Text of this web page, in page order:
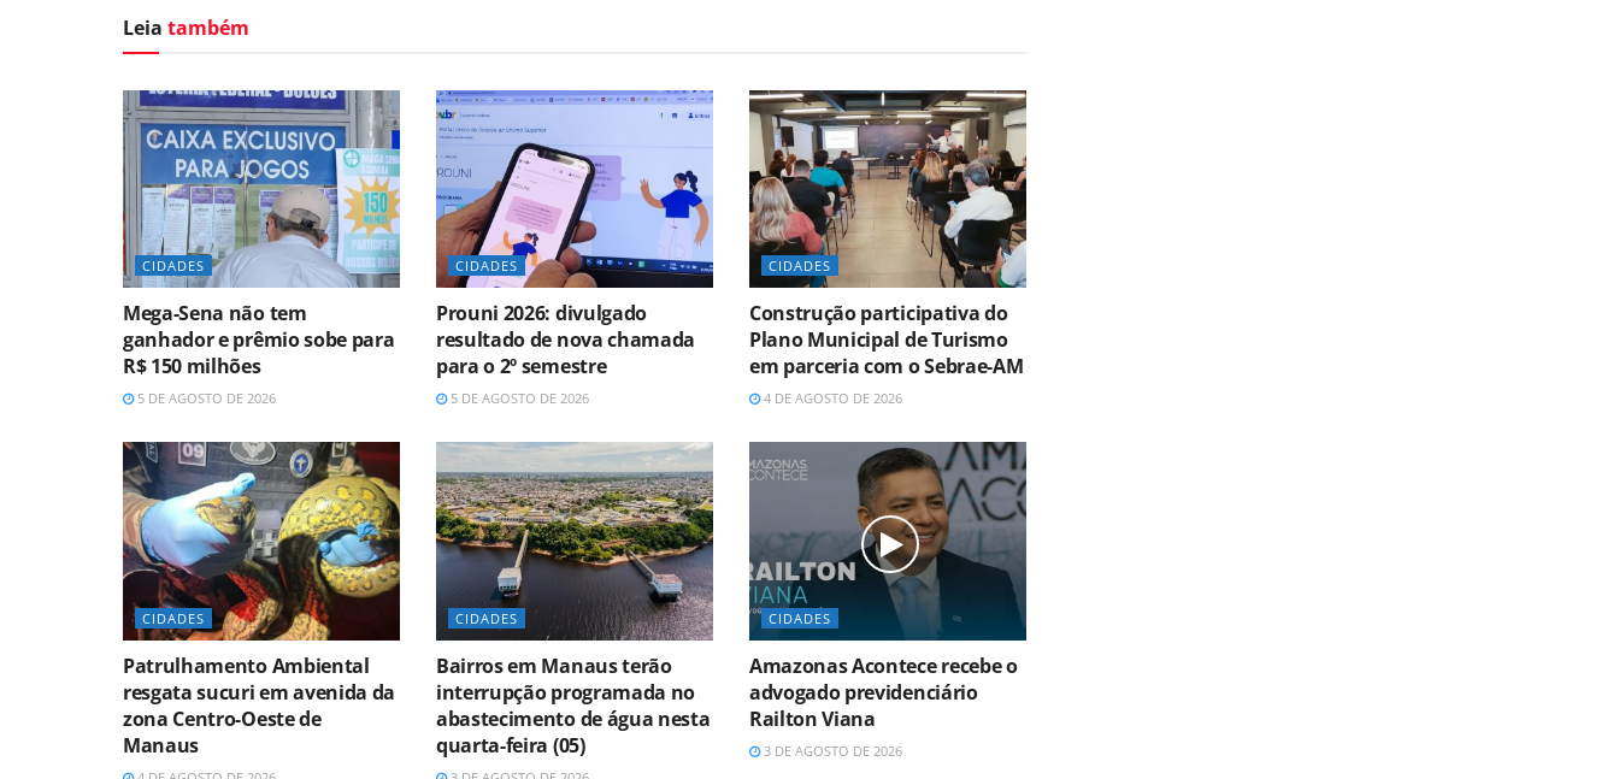
Leia também
CIDADES
Mega-Sena não tem
ganhador e prêmio sobe para
R$ 150 milhões
5 DE AGOSTO DE 2026
CIDADES
Prouni 2026: divulgado
resultado de nova chamada
para o 2º semestre
5 DE AGOSTO DE 2026
CIDADES
Construção participativa do
Plano Municipal de Turismo
em parceria com o Sebrae-AM
4 DE AGOSTO DE 2026
CIDADES
Patrulhamento Ambiental
resgata sucuri em avenida da
zona Centro-Oeste de
Manaus
CIDADES
Bairros em Manaus terão
interrupção programada no
abastecimento de água nesta
quarta-feira (05)
CIDADES
Amazonas Acontece recebe o
advogado previdenciário
Railton Viana
3 DE AGOSTO DE 2026